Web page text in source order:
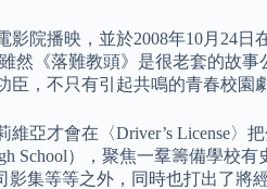
院播映，並於2008年10月24
《落難教頭》是很老套的故
，不只有引起共鳴的青春校園
亞才會在〈Driver’s License
School），聚焦一羣籌備學校
集等等之外，同時也打出了